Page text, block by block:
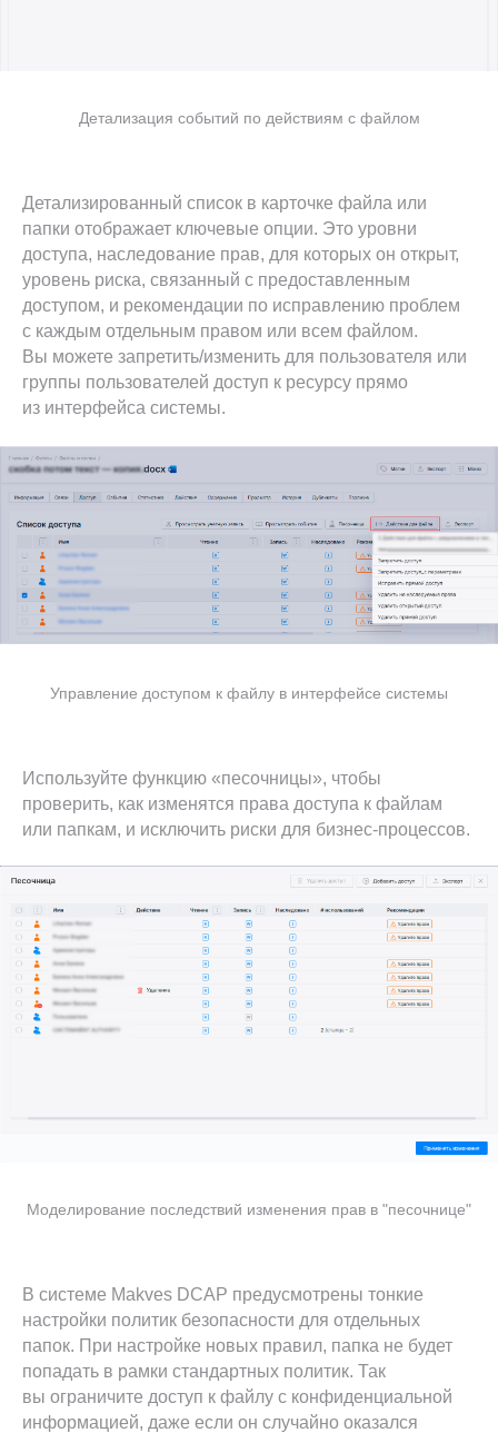
Детализация событий по действиям с файлом
Детализированный список в карточке файла или
папки отображает ключевые опции. Это уровни
доступа, наследование прав, для которых он открыт,
уровень риска, связанный с предоставленным
доступом, и рекомендации по исправлению проблем
с каждым отдельным правом или всем файлом.
Вы можете запретить/изменить для пользователя или
группы пользователей доступ к ресурсу прямо
из интерфейса системы.
Управление доступом к файлу в интерфейсе системы
Используйте функцию «песочницы», чтобы
проверить, как изменятся права доступа к файлам
или папкам, и исключить риски для бизнес-процессов.
Моделирование последствий изменения прав в "песочнице"
В системе Makves DCAP предусмотрены тонкие
настройки политик безопасности для отдельных
папок. При настройке новых правил, папка не будет
попадать в рамки стандартных политик. Так
вы ограничите доступ к файлу с конфиденциальной
информацией, даже если он случайно оказался